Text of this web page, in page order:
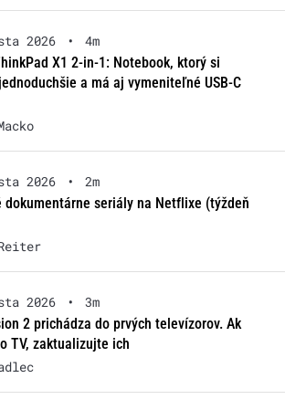
2026 •
4m
X1 2-in-1: Notebook, ktorý si
a má aj vymeniteľné USB-C
2026 •
2m
dokumentárne seriály na Netflixe (týždeň
2026 •
3m
2 prichádza do prvých televízorov. Ak
TV, zaktualizujte ich